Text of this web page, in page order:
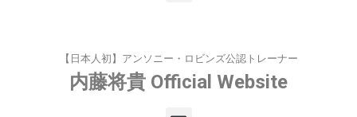
【日本人初】アンソニー・ロビンズ公認トレーナー
内藤将貴 Official Website